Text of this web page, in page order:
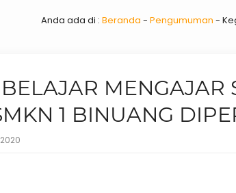
Anda ada di : Beranda - Pengumuman -
1 BINUANG